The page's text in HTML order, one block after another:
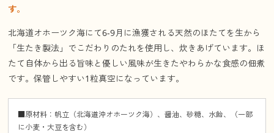
す。
北海道オホーツク海にて6-9月に漁獲される天然のほたてを生から
「生たき製法」でこだわりのたれを使用し、炊きあげています。ほ
たて自体から出る旨味と優しい風味が生きたやわらかな食感の佃煮
です。保管しやすい1粒真空になっています。
■原材料：帆立（北海道沖オホーツク海）、醤油、砂糖、水飴、（一部
に小麦・大豆を含む）